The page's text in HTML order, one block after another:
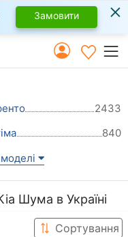
Замовити ×
2433
840
моделі
Шума в Україні
Сортування